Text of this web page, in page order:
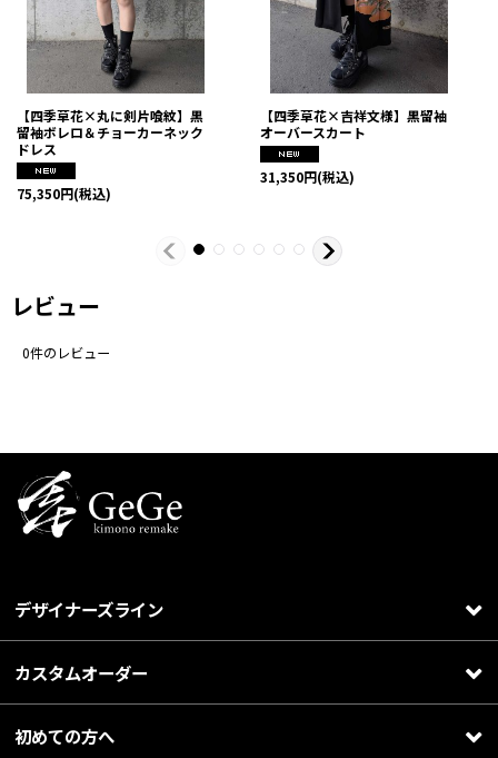
【四季草花×丸に剣片喰紋】黒
留袖ボレロ＆チョーカーネック
ドレス
75,350円(税込)
【四季草花×吉祥文様】黒留袖
オーバースカート
31,350円(税込)
レビュー
0件のレビュー
デザイナーズライン
カスタムオーダー
初めての方へ